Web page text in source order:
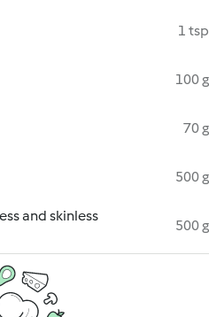
1 tsp
100 g
70 g
500 g
and skinless
500 g